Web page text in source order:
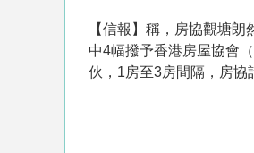
【信報】稱，房協觀塘
中4幅撥予香港房屋協會
伙，1房至3房間隔，房協